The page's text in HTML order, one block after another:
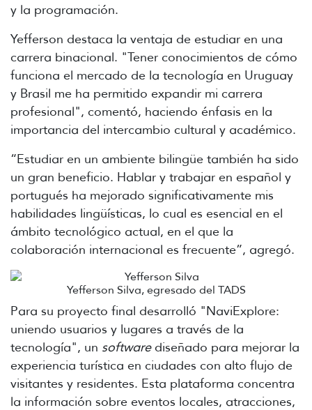
y la programación.
Yefferson destaca la ventaja de estudiar en una
carrera binacional. "Tener conocimientos de cómo
funciona el mercado de la tecnología en Uruguay
y Brasil me ha permitido expandir mi carrera
profesional", comentó, haciendo énfasis en la
importancia del intercambio cultural y académico.
“Estudiar en un ambiente bilingüe también ha sido
un gran beneficio. Hablar y trabajar en español y
portugués ha mejorado significativamente mis
habilidades lingüísticas, lo cual es esencial en el
ámbito tecnológico actual, en el que la
colaboración internacional es frecuente”, agregó.
Yefferson Silva, egresado del TADS
Para su proyecto final desarrolló "NaviExplore:
uniendo usuarios y lugares a través de la
tecnología", un software diseñado para mejorar la
experiencia turística en ciudades con alto flujo de
visitantes y residentes. Esta plataforma concentra
la información sobre eventos locales, atracciones,